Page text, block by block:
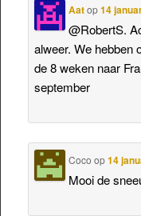
Aatop14
@RobertS.
alweer. We hebben
de 8 weken naar
september
Coco op14
Mooi de